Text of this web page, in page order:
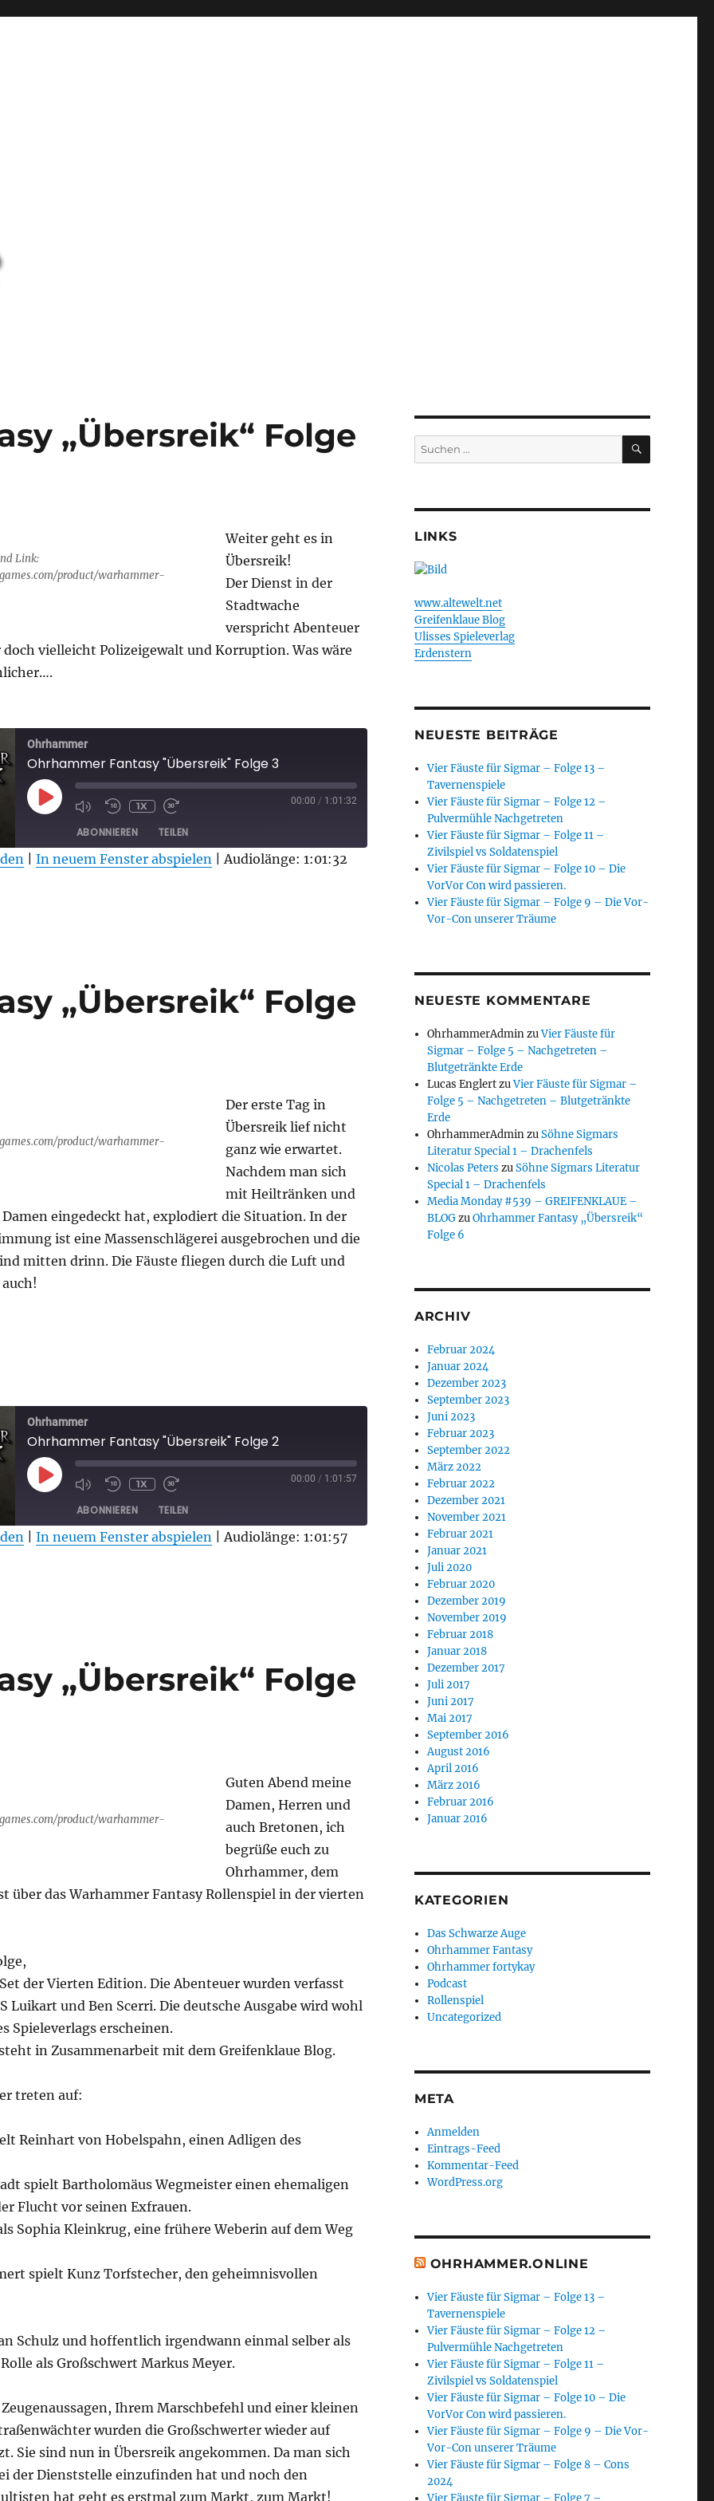
„Übersreik“ Folge
Link:
product/warhammer-
Weiter geht es in
Übersreik!
Der Dienst in der
Stadtwache
verspricht Abenteuer
vielleicht Polizeigewalt und Korruption. Was wäre
„Übersreik“ Folge 3“
Ohrhammer
Ohrhammer Fantasy "Übersreik" Folge 3
PLAY
EPISODE
1X 00:00 / 1:01:32
ABONNIEREN TEILEN
| In neuem Fenster abspielen|Audiolänge: 1:01:32
„Übersreik“ Folge
product/warhammer-
Der erste Tag in
Übersreik lief nicht
ganz wie erwartet.
Nachdem man sich
mit Heiltränken und
Damen eingedeckt hat, explodiert die Situation. In der
ist eine Massenschlägerei ausgebrochen und die
mitten drinn. Die Fäuste fliegen durch die Luft und
„Übersreik“ Folge 2“
Ohrhammer
Ohrhammer Fantasy "Übersreik" Folge 2
PLAY
EPISODE
1X 00:00 / 1:01:57
ABONNIEREN TEILEN
| In neuem Fenster abspielen|Audiolänge: 1:01:57
„Übersreik“ Folge
product/warhammer-
Guten Abend meine
Damen, Herren und
auch Bretonen, ich
begrüße euch zu
Ohrhammer, dem
über das Warhammer Fantasy Rollenspiel in der vierten
der Vierten Edition. Die Abenteuer wurden verfasst
Luikart und Ben Scerri. Die deutsche Ausgabe wird wohl
Spieleverlags erscheinen.
in Zusammenarbeit mit dem Greifenklaue Blog.
treten auf:
Reinhart von Hobelspahn, einen Adligen des
spielt Bartholomäus Wegmeister einen ehemaligen
Flucht vor seinen Exfrauen.
Sophia Kleinkrug, eine frühere Weberin auf dem Weg
spielt Kunz Torfstecher, den geheimnisvollen
Schulz und hoffentlich irgendwann einmal selber als
als Großschwert Markus Meyer.
Ihrem Marschbefehl und einer kleinen
wurden die Großschwerter wieder auf
Sie sind nun in Übersreik angekommen. Da man sich
der Dienststelle einzufinden hat und noch den
hat geht es erstmal zum Markt, zum Markt!
Suchen
nach:
SUCHEN
LINKS
www.altewelt.net
Greifenklaue Blog
Ulisses Spieleverlag
Erdenstern
NEUESTE BEITRÄGE
Vier Fäuste für Sigmar – Folge 13 –
Tavernenspiele
Vier Fäuste für Sigmar – Folge 12 –
Pulvermühle Nachgetreten
Vier Fäuste für Sigmar – Folge 11 –
Zivilspiel vs Soldatenspiel
Vier Fäuste für Sigmar – Folge 10 – Die
VorVor Con wird passieren.
Vier Fäuste für Sigmar – Folge 9 – Die Vor-
Vor-Con unserer Träume
NEUESTE KOMMENTARE
OhrhammerAdminzuVier Fäuste für
Sigmar – Folge 5 – Nachgetreten –
Blutgetränkte Erde
Lucas EnglertzuVier Fäuste für Sigmar –
Folge 5 – Nachgetreten – Blutgetränkte
Erde
OhrhammerAdminzuSöhne Sigmars
Literatur Special 1 – Drachenfels
Nicolas Peters zuSöhne Sigmars Literatur
Special 1 – Drachenfels
Media Monday #539 – GREIFENKLAUE –
BLOGzuOhrhammer Fantasy „Übersreik“
Folge 6
ARCHIV
Februar 2024
Januar 2024
Dezember 2023
September 2023
Juni 2023
Februar 2023
September 2022
März 2022
Februar 2022
Dezember 2021
November 2021
Februar 2021
Januar 2021
Juli 2020
Februar 2020
Dezember 2019
November 2019
Februar 2018
Januar 2018
Dezember 2017
Juli 2017
Juni 2017
Mai 2017
September 2016
August 2016
April 2016
März 2016
Februar 2016
Januar 2016
KATEGORIEN
Das Schwarze Auge
Ohrhammer Fantasy
Ohrhammer fortykay
Podcast
Rollenspiel
Uncategorized
META
Anmelden
Eintrags-Feed
Kommentar-Feed
WordPress.org
OHRHAMMER.ONLINE
Vier Fäuste für Sigmar – Folge 13 –
Tavernenspiele
Vier Fäuste für Sigmar – Folge 12 –
Pulvermühle Nachgetreten
Vier Fäuste für Sigmar – Folge 11 –
Zivilspiel vs Soldatenspiel
Vier Fäuste für Sigmar – Folge 10 – Die
VorVor Con wird passieren.
Vier Fäuste für Sigmar – Folge 9 – Die Vor-
Vor-Con unserer Träume
Vier Fäuste für Sigmar – Folge 8 – Cons
2024